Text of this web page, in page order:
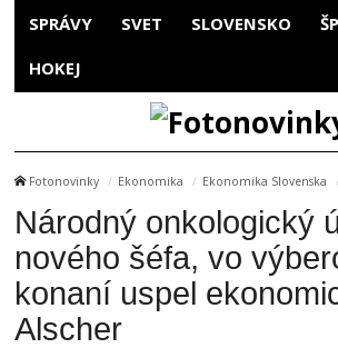
SPRÁVY SVET SLOVENSKO
HOKEJ
Fotonovinky Ekonomika Ekonomika Slovenska
Národný onkologický
nového šéfa, vo
konaní uspel
Alscher